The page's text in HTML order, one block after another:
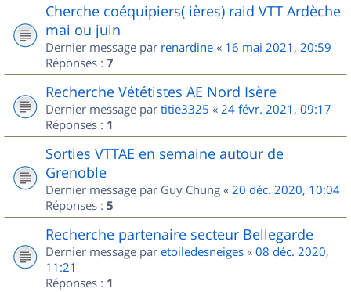
Cherche coéquipiers( ières) raid VTT Ardèche
mai ou juin
Dernier message par renardine « 16 mai 2021, 20:59
Réponses : 7
Recherche Vététistes AE Nord Isère
Dernier message par titie3325 « 24 févr. 2021, 09:17
Réponses : 1
Sorties VTTAE en semaine autour de
Grenoble
Dernier message par Guy Chung « 20 déc. 2020, 10:04
Réponses : 5
Recherche partenaire secteur Bellegarde
Dernier message par etoiledesneiges « 08 déc. 2020,
11:21
Réponses : 1